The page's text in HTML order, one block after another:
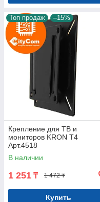
Топ продаж –15%
Крепление для ТВ и
мониторов KRON T4
Арт.4518
В наличии
1 251 ₸ 1 472 ₸
Купить